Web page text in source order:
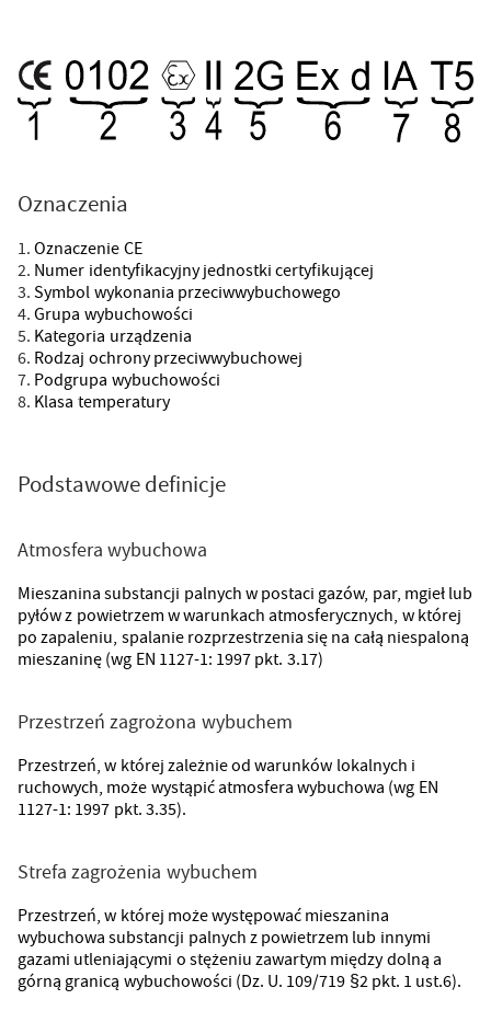
Oznaczenia
Oznaczenie CE
Numer identyfikacyjny jednostki certyfikującej
Symbol wykonania przeciwwybuchowego
Grupa wybuchowości
Kategoria urządzenia
Rodzaj ochrony przeciwwybuchowej
Podgrupa wybuchowości
Klasa temperatury
Podstawowe definicje
Atmosfera wybuchowa
Mieszanina substancji palnych w postaci gazów, par, mgieł lub
pyłów z powietrzem w warunkach atmosferycznych, w której
po zapaleniu, spalanie rozprzestrzenia się na całą niespaloną
mieszaninę (wg EN 1127-1: 1997 pkt. 3.17)
Przestrzeń zagrożona wybuchem
Przestrzeń, w której zależnie od warunków lokalnych i
ruchowych, może wystąpić atmosfera wybuchowa (wg EN
1127-1: 1997 pkt. 3.35).
Strefa zagrożenia wybuchem
Przestrzeń, w której może występować mieszanina
wybuchowa substancji palnych z powietrzem lub innymi
gazami utleniającymi o stężeniu zawartym między dolną a
górną granicą wybuchowości (Dz. U. 109/719 §2 pkt. 1 ust.6).